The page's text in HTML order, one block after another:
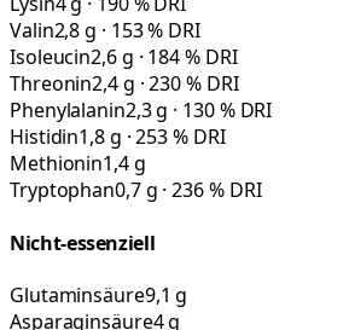
Valin2,8 g · 153 % DRI
Isoleucin2,6 g · 184 % DRI
Threonin2,4 g · 230 % DRI
Phenylalanin2,3 g · 130 % DRI
Histidin1,8 g · 253 % DRI
Methionin1,4 g
Tryptophan0,7 g · 236 % DRI
Nicht-essenziell
Glutaminsäure9,1 g
Asparaginsäure4 g